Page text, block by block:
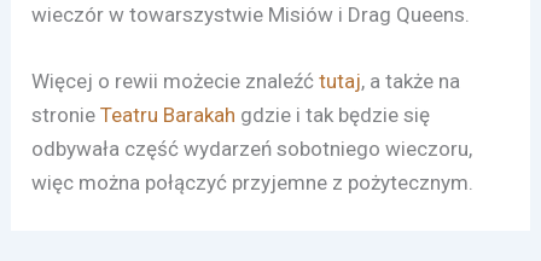
wieczór w towarszystwie Misiów i Drag Queens.
Więcej o rewii możecie znaleźćtutaj, a także na
stronieTeatru Barakah gdzie i tak będzie się
odbywała część wydarzeń sobotniego wieczoru,
więc można połączyć przyjemne z pożytecznym.